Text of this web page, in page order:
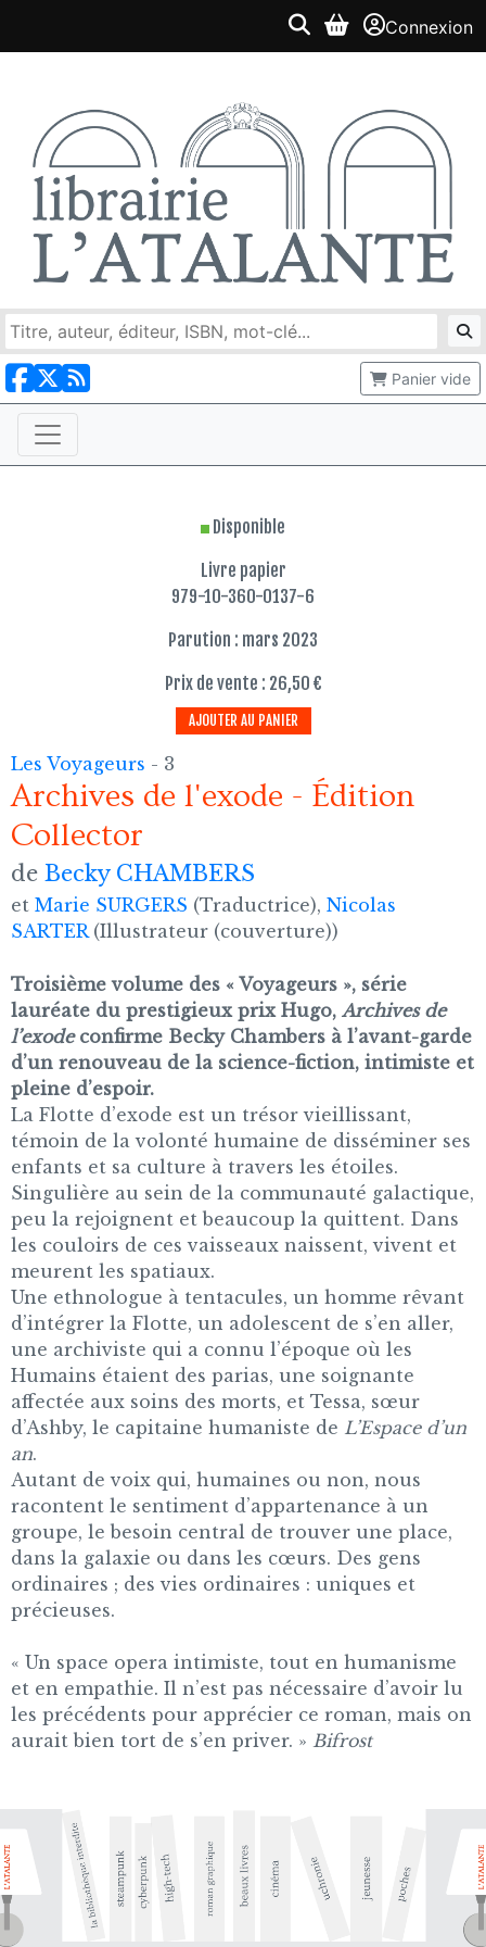
Connexion
Panier vide
Disponible
Livre papier
979-10-360-0137-6
Parution : mars 2023
Prix de vente : 26,50 €
AJOUTER AU PANIER
Les Voyageurs - 3
Archives de l'exode - Édition
Collector
de Becky CHAMBERS
et Marie SURGERS (Traductrice), Nicolas
SARTER(Illustrateur (couverture))
Troisième volume des « Voyageurs », série
lauréate du prestigieux prix Hugo, Archives de
l’exodeconfirme Becky Chambers à l’avant-garde
d’un renouveau de la science-fiction, intimiste et
pleine d’espoir.
La Flotte d’exode est un trésor vieillissant,
témoin de la volonté humaine de disséminer ses
enfants et sa culture à travers les étoiles.
Singulière au sein de la communauté galactique,
peu la rejoignent et beaucoup la quittent. Dans
les couloirs de ces vaisseaux naissent, vivent et
meurent les spatiaux.
Une ethnologue à tentacules, un homme rêvant
d’intégrer la Flotte, un adolescent de s’en aller,
une archiviste qui a connu l’époque où les
Humains étaient des parias, une soignante
affectée aux soins des morts, et Tessa, sœur
d’Ashby, le capitaine humaniste de L’Espace d’un
an.
Autant de voix qui, humaines ou non, nous
racontent le sentiment d’appartenance à un
groupe, le besoin central de trouver une place,
dans la galaxie ou dans les cœurs. Des gens
ordinaires ; des vies ordinaires : uniques et
précieuses.
« Un space opera intimiste, tout en humanisme
et en empathie. Il n’est pas nécessaire d’avoir lu
les précédents pour apprécier ce roman, mais on
aurait bien tort de s’en priver. » Bifrost